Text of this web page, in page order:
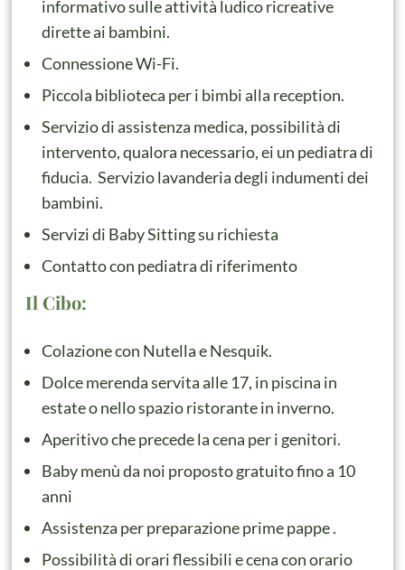
informativo sulle attività ludico ricreative
dirette ai bambini.
Connessione Wi-Fi.
Piccola biblioteca per i bimbi alla reception.
Servizio di assistenza medica, possibilità di
intervento, qualora necessario, ei un pediatra di
fiducia. Servizio lavanderia degli indumenti dei
bambini.
Servizi di Baby Sitting su richiesta
Contatto con pediatra di riferimento
Il Cibo:
Colazione con Nutella e Nesquik.
Dolce merenda servita alle 17, in piscina in
estate o nello spazio ristorante in inverno.
Aperitivo che precede la cena per i genitori.
Baby menù da noi proposto gratuito fino a 10
anni
Assistenza per preparazione prime pappe .
Possibilità di orari flessibili e cena con orario